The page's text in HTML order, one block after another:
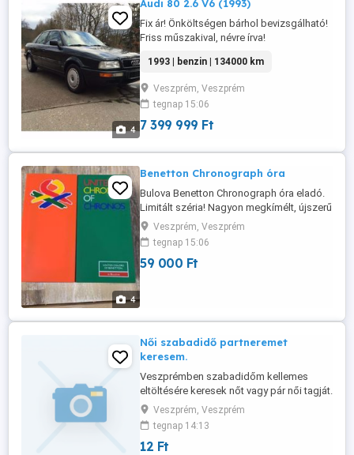
4
Audi 80 2.6 V6 (1993)
Fix ár! Önköltségen bárhol bevizsgálható!
Friss műszakival, névre írva!
1993 | benzin | 134000 km
Veszprém, Veszprém
tegnap 15:06
7 399 999 Ft
4
Benetton Chronograph óra
Bulova Benetton Chronograph óra eladó.
Limitált széria! Nagyon megkímélt, újszerű
állapot! Ritkaság!!!
Veszprém, Veszprém
tegnap 15:06
59 000 Ft
Női szabadidő partneremet
keresem.
Veszprémben szabadidőm kellemes
eltöltésére keresek nőt vagy pár női tagját.
Nem vagyok veszprémi. Havonta 1-2
alkalommal megyek Veszprémbe és
ezekre az alkalmakra kellene partner.
Veszprém, Veszprém
tegnap 14:13
12 Ft